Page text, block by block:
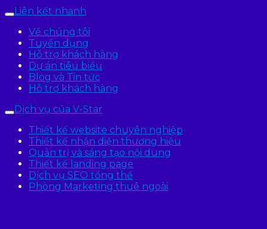
Liên kết nhanh
Về chúng tôi
Tuyển dụng
Hỗ trợ khách hàng
Dự án tiêu biểu
Blog và Tin tức
Hỗ trợ khách hàng
Dịch vụ của V-Star
Thiết kế website chuyên nghiệp
Thiết kế nhận diện thương hiệu
Quản trị và sáng tạo nội dung
Thiết kế landing page
Dịch vụ SEO tổng thể
Phòng Marketing thuê ngoài